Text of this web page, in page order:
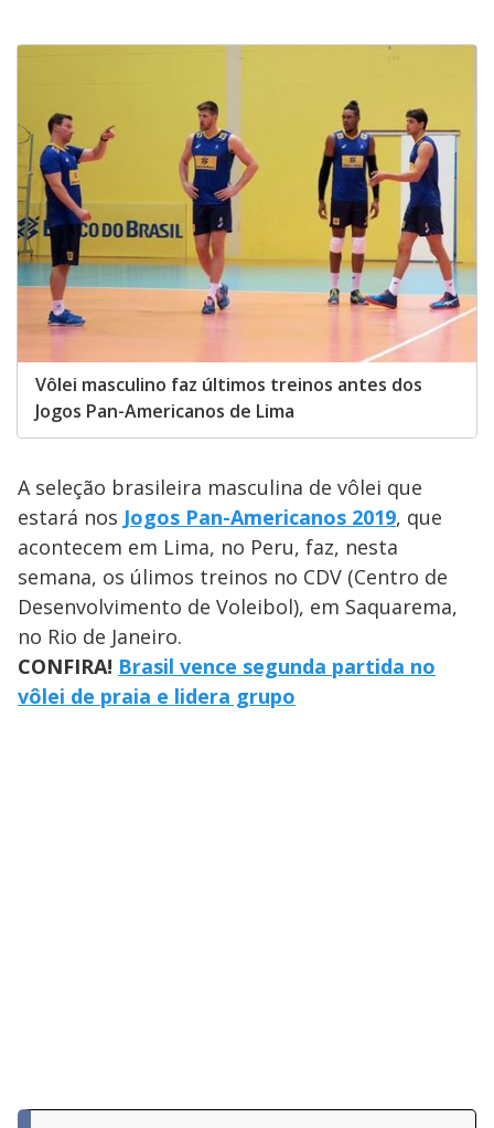
Vôlei masculino faz últimos treinos antes dos
Jogos Pan-Americanos de Lima
A seleção brasileira masculina de vôlei que
estará nos Jogos Pan-Americanos 2019, que
acontecem em Lima, no Peru, faz, nesta
semana, os úlimos treinos no CDV (Centro de
Desenvolvimento de Voleibol), em Saquarema,
no Rio de Janeiro.
CONFIRA! Brasil vence segunda partida no
vôlei de praia e lidera grupo